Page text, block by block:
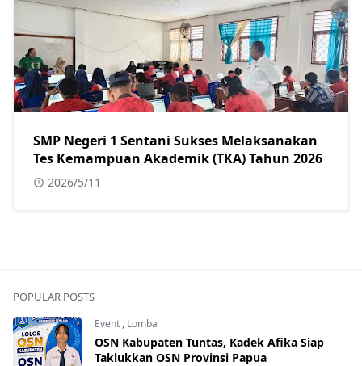
SMP Negeri 1 Sentani Sukses Melaksanakan
Tes Kemampuan Akademik (TKA) Tahun 2026
2026/5/11
POPULAR POSTS
Event , Lomba
OSN Kabupaten Tuntas, Kadek Afika Siap
Taklukkan OSN Provinsi Papua